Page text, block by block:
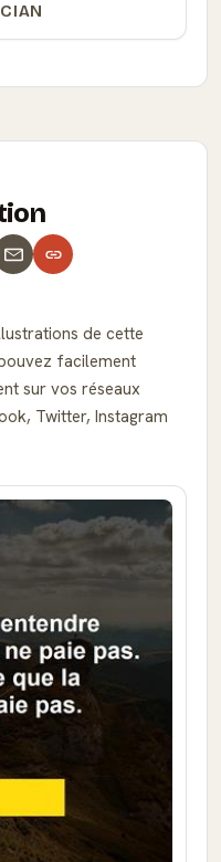
de cette
facilement
sur vos réseaux
Twitter, Instagram